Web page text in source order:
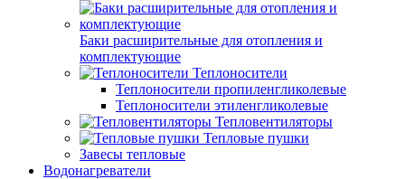
Баки расширительные для отопления и
комплектующие
Теплоносители
Теплоносители пропиленгликолевые
Теплоносители этиленгликолевые
Тепловентиляторы
Тепловые пушки
Завесы тепловые
Водонагреватели